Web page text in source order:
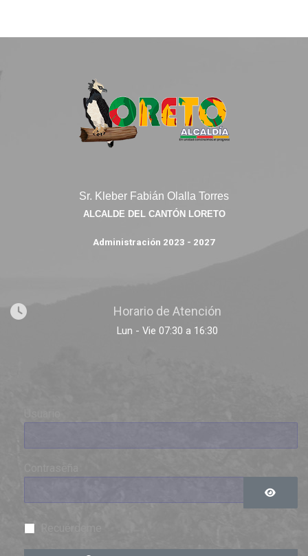
Sr. Kleber Fabián Olalla Torres
ALCALDE DEL CANTÓN LORETO
Administración 2023 - 2027
Horario de Atención
Lun - Vie 07:30 a 16:30
Mostrar